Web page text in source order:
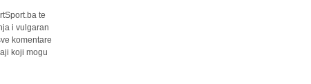
te
i vulgaran
komentare
koji mogu